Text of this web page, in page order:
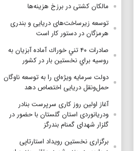
مالکان کشتی در برزخ هزینه‌ها
توسعه زیرساخت‌های دریایی و بندری
هرمزگان در دستور کار است
صادرات ۴۰ تني خوراك آماده آبزيان به
روسيه براي نخستين بار در كشور
دولت سرمایه ویژه‌ای را به توسعه ناوگان
حمل‌ونقل دریایی اختصاص دهد
آغاز اولین روز کاری سرپرست بنادر
ودریانوردی استان گلستان با حضور در
گلزار شهدای گمنام بندرگز
برگزاری نخستین رویداد استارتاپی